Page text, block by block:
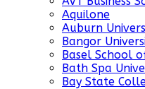
Aquilone
Auburn
Bangor
Basel School
Bath Spa
Bay State